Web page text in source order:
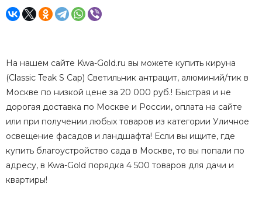
На нашем сайте Kwa-Gold.ru вы можете купить кируна
(Classic Teak S Cap) Светильник антрацит, алюминий/тик в
Москве по низкой цене за 20 000 руб.! Быстрая и не
дорогая доставка по Москве и России, оплата на сайте
или при получении любых товаров из категории Уличное
освещение фасадов и ландшафта! Если вы ищите, где
купить благоустройство сада в Москве, то вы попали по
адресу, в Kwa-Gold порядка 4 500 товаров для дачи и
квартиры!